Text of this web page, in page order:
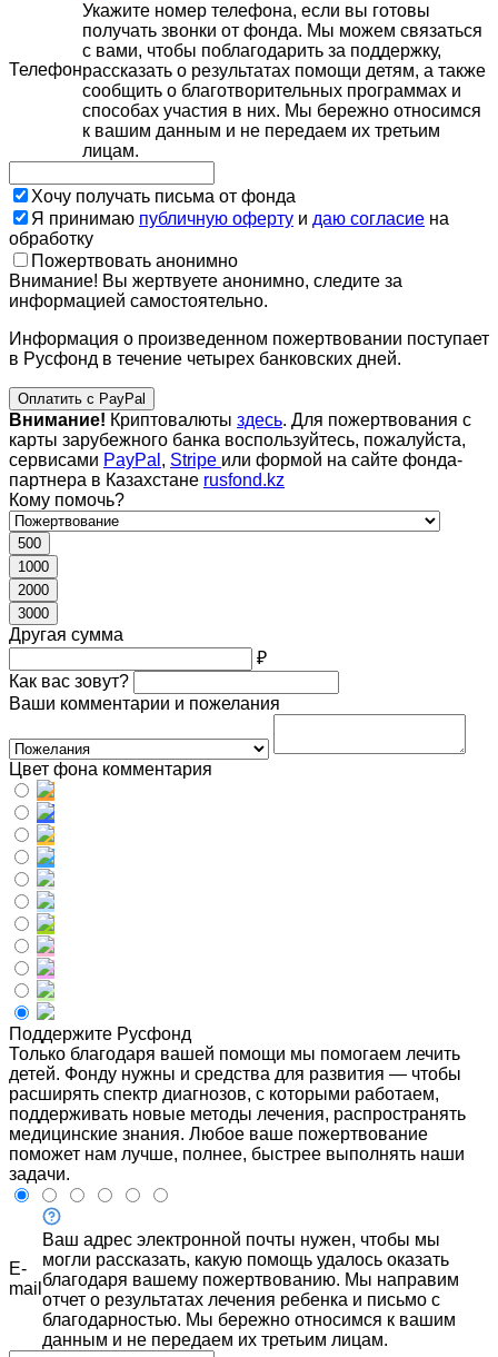
Телефон
Укажите номер телефона, если вы готовы
получать звонки от фонда. Мы можем связаться
с вами, чтобы поблагодарить за поддержку,
рассказать о результатах помощи детям, а также
сообщить о благотворительных программах и
способах участия в них. Мы бережно относимся
к вашим данным и не передаем их третьим
лицам.
Хочу получать письма от фонда
Я принимаю публичную оферту и даю согласие на
обработку
Пожертвовать анонимно
Внимание! Вы жертвуете анонимно, следите за
информацией самостоятельно.
Информация о произведенном пожертвовании поступает
в Русфонд в течение четырех банковских дней.
Оплатить с PayPal
Внимание! Криптовалюты здесь. Для пожертвования с
карты зарубежного банка воспользуйтесь, пожалуйста,
сервисами PayPal , Stripe или формой на сайте фонда-
партнера в Казахстане rusfond.kz
Кому помочь?
500
1000
2000
3000
Другая сумма
₽
Как вас зовут?
Ваши комментарии и пожелания
Цвет фона комментария
Поддержите Русфонд
Только благодаря вашей помощи мы помогаем лечить
детей. Фонду нужны и средства для развития — чтобы
расширять спектр диагнозов, с которыми работаем,
поддерживать новые методы лечения, распространять
медицинские знания. Любое ваше пожертвование
поможет нам лучше, полнее, быстрее выполнять наши
задачи.
E-
mail
Ваш адрес электронной почты нужен, чтобы мы
могли рассказать, какую помощь удалось оказать
благодаря вашему пожертвованию. Мы направим
отчет о результатах лечения ребенка и письмо с
благодарностью. Мы бережно относимся к вашим
данным и не передаем их третьим лицам.